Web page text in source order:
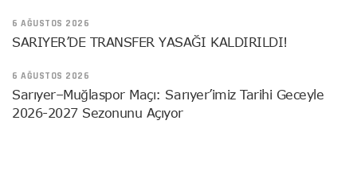
6 AĞUSTOS 2026
SARIYER’DE TRANSFER YASAĞI KALDIRILDI!
6 AĞUSTOS 2026
Sarıyer–Muğlaspor Maçı: Sarıyer’imiz Tarihi Geceyle
2026-2027 Sezonunu Açıyor